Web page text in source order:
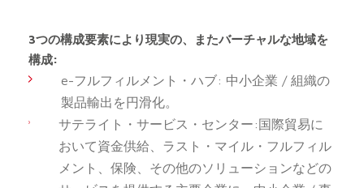
3つの構成要素により現実の、またバーチャルな地域を
構成:
e-フルフィルメント・ハブ: 中小企業 / 組織の
製品輸出を円滑化。
サテライト・サービス・センター:国際貿易に
おいて資金供給、ラスト・マイル・フルフィル
メント、保険、その他のソリューションなどの